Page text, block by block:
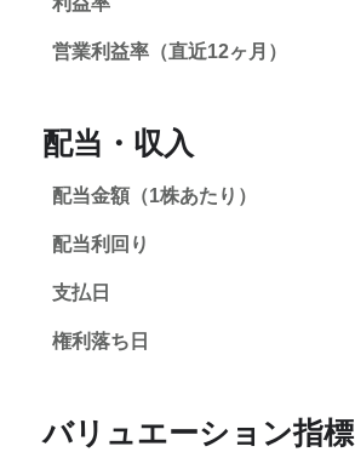
営業利益率（直近12ヶ月）
配当・収入
配当金額（1株あたり）
配当利回り
支払日
権利落ち日
バリュエーション指標